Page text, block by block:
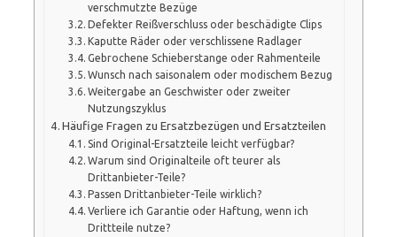
verschmutzte Bezüge
Defekter Reißverschluss oder beschädigte Clips
Kaputte Räder oder verschlissene Radlager
Gebrochene Schieberstange oder Rahmenteile
Wunsch nach saisonalem oder modischem Bezug
Weitergabe an Geschwister oder zweiter
Nutzungszyklus
Häufige Fragen zu Ersatzbezügen und Ersatzteilen
Sind Original-Ersatzteile leicht verfügbar?
Warum sind Originalteile oft teurer als
Drittanbieter-Teile?
Passen Drittanbieter-Teile wirklich?
Verliere ich Garantie oder Haftung, wenn ich
Drittteile nutze?